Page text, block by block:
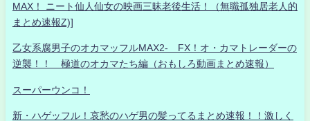
MAX！ ニート仙人仙女の映画三昧老後生活！（無職孤独居老人的
まとめ速報Z)]
乙女系腐男子のオカマッフルMAX2- FX！オ・カマトレーダーの
逆襲！！ 極道のオカマたち編（おもしろ動画まとめ速報）
スーパーウンコ！
新・ハゲッフル！哀愁のハゲ男の髪ってるまとめ速報！！激しく